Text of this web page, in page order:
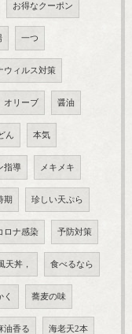
お得なクーポン
一つ
ウィルス対策
オリーブ 醤油
ん 本気
指導 メキメキ
期 珍しい天ぷら
ロナ感染 予防対策
天丼， 食べるなら
く 蕎麦の味
油香る 海老天2本